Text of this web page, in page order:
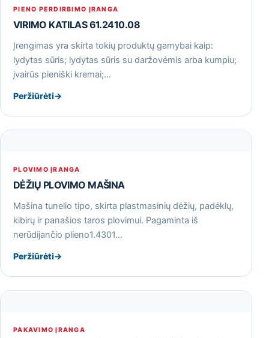
PIENO PERDIRBIMO ĮRANGA
VIRIMO KATILAS 61.2410.08
Įrengimas yra skirta tokių produktų gamybai kaip:
lydytas sūris; lydytas sūris su daržovėmis arba kumpiu;
įvairūs pieniški kremai;…
Peržiūrėti→
PLOVIMO ĮRANGA
DĖŽIŲ PLOVIMO MAŠINA
Mašina tunelio tipo, skirta plastmasinių dėžių, padėklų,
kibirų ir panašios taros plovimui. Pagaminta iš
nerūdijančio plieno1.4301…
Peržiūrėti→
PAKAVIMO ĮRANGA